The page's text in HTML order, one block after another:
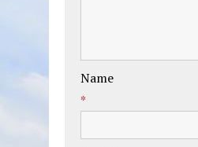
Name
*